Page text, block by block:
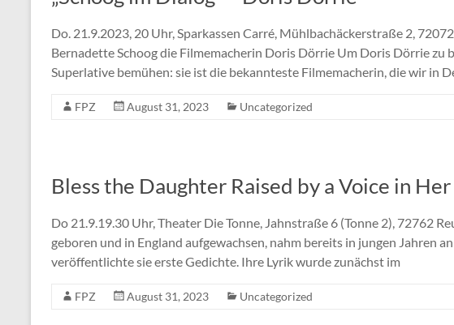
Do. 21.9.2023, 20 Uhr, Sparkassen Carré, Mühlbachäckerstraße 2,
Bernadette Schoog die Filmemacherin Doris Dörrie Um Doris Dörrie zu
Superlative bemühen: sie ist die bekannteste Filmemacherin, die wir in
FPZ August 31, 2023 Uncategorized
Bless the Daughter Raised by a Voice in
Do 21.9.19.30 Uhr, Theater Die Tonne, Jahnstraße 6 (Tonne 2), 72762
geboren und in England aufgewachsen, nahm bereits in jungen Jahren
veröffentlichte sie erste Gedichte. Ihre Lyrik wurde zunächst im
FPZ August 31, 2023 Uncategorized